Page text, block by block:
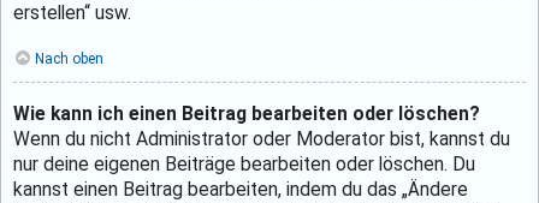
erstellen“ usw.
Nach oben
Wie kann ich einen Beitrag bearbeiten oder löschen?
Wenn du nicht Administrator oder Moderator bist, kannst du
nur deine eigenen Beiträge bearbeiten oder löschen. Du
kannst einen Beitrag bearbeiten, indem du das „Ändere